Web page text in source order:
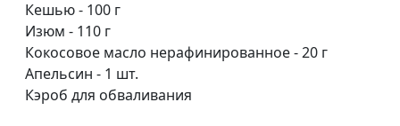
Овсяный кекс и напиток из
клюквы с мятой
Доманская
Овсяноблины и черничный
Кешью - 100 г
Изюм - 110 г
Кокосовое масло нерафинированное - 20 г
Апельсин - 1 шт.
Кэроб для обваливания